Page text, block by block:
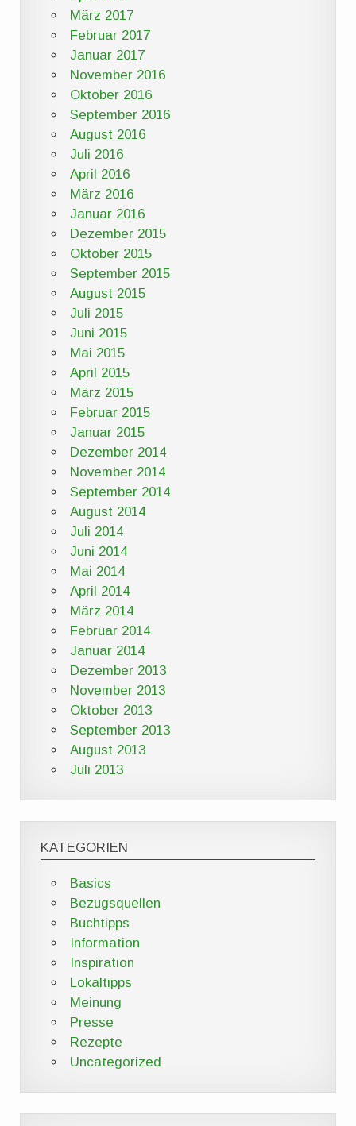
März 2017
Februar 2017
Januar 2017
November 2016
Oktober 2016
September 2016
August 2016
Juli 2016
April 2016
März 2016
Januar 2016
Dezember 2015
Oktober 2015
September 2015
August 2015
Juli 2015
Juni 2015
Mai 2015
April 2015
März 2015
Februar 2015
Januar 2015
Dezember 2014
November 2014
September 2014
August 2014
Juli 2014
Juni 2014
Mai 2014
April 2014
März 2014
Februar 2014
Januar 2014
Dezember 2013
November 2013
Oktober 2013
September 2013
August 2013
Juli 2013
KATEGORIEN
Basics
Bezugsquellen
Buchtipps
Information
Inspiration
Lokaltipps
Meinung
Presse
Rezepte
Uncategorized